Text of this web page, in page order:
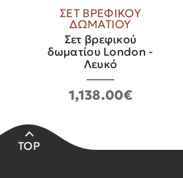
ΣΕΤ ΒΡΕΦΙΚΟΥ
ΔΩΜΑΤΙΟΥ
Σετ βρεφικού
δωματίου London -
Λευκό
1,138.00€
TOP